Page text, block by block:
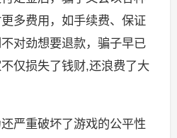
多费用，如手续费、保证
对劲想要退款，骗子早已
仅损失了钱财,还浪费了大
严重破坏了游戏的公平性